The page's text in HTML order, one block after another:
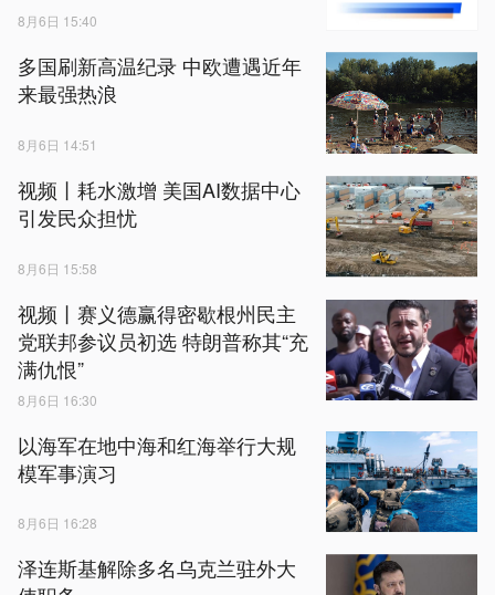
8月6日 15:40
多国刷新高温纪录 中欧遭遇近年
来最强热浪
8月6日 14:51
视频丨耗水激增 美国AI数据中心
引发民众担忧
8月6日 15:58
视频丨赛义德赢得密歇根州民主
党联邦参议员初选 特朗普称其“充
满仇恨”
8月6日 16:30
以海军在地中海和红海举行大规
模军事演习
8月6日 16:28
泽连斯基解除多名乌克兰驻外大